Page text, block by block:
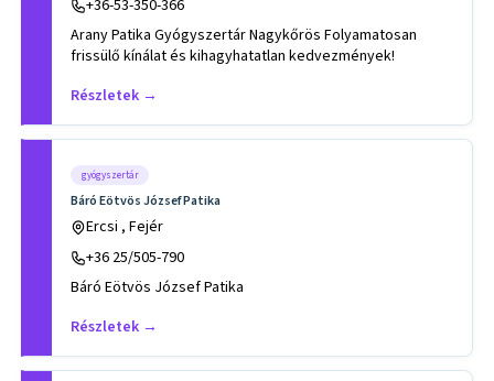
+36-53-350-366
Arany Patika Gyógyszertár Nagykőrös Folyamatosan
frissülő kínálat és kihagyhatatlan kedvezmények!
Részletek →
gyógyszertár
Báró Eötvös József Patika
Ercsi , Fejér
+36 25/505-790
Báró Eötvös József Patika
Részletek →